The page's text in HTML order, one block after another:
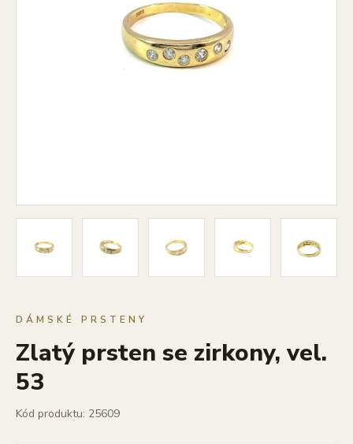
DÁMSKÉ PRSTENY
Zlatý prsten se zirkony, vel.
53
Kód produktu: 25609